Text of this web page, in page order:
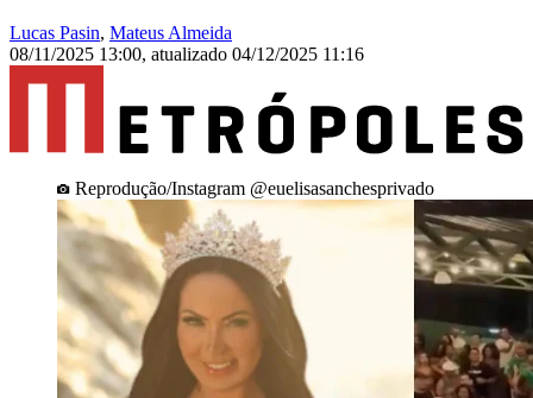
Lucas Pasin, Mateus Almeida
08/11/2025 13:00, atualizado 04/12/2025 11:16
Reprodução/Instagram @euelisasanchesprivado